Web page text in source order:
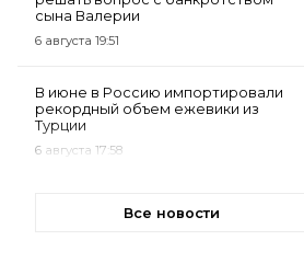
сына Валерии
6 августа 19:51
В июне в Россию импортировали
рекордный объем ежевики из
Турции
6 августа 17:58
Все новости